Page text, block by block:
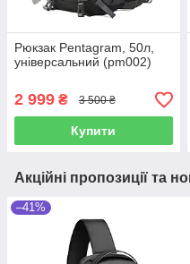
Рюкзак Pentagram, 50л,
універсальний (pm002)
2 999 ₴ 3 500 ₴
Купити
Акційні пропозиції та
–41%